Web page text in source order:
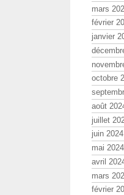
mars
février
janvier
octobre
août
juillet
juin 2024
mai 2024
avril
mars
février